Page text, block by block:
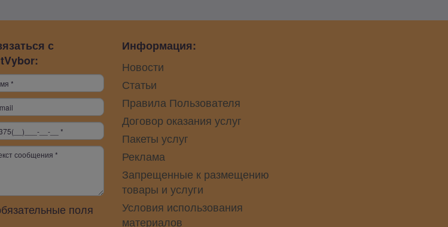
с
поля
Информация:
Новости
Статьи
Правила Пользователя
Договор оказания услуг
Пакеты услуг
Реклама
Запрещенные к размещению
товары и услуги
Условия использования
материалов